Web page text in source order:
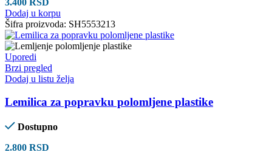
Dodaj u korpu
Šifra proizvoda: SH5553213
Uporedi
Brzi pregled
Dodaj u listu želja
Lemilica za popravku polomljene plastike
Dostupno
2.800 RSD